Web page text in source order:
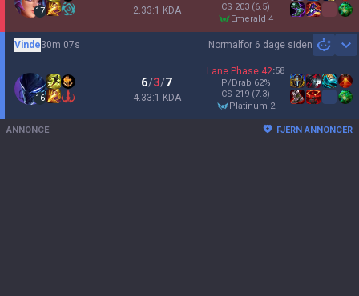
17 2.33:1 KDA
CS 203 (6.5)
emerald 4
Normal for 6 dage siden
Vinde30m 07s
16
6/3/7
4.33:1 KDA
Lane Phase 42:58
P/Drab 62%
CS 219 (7.3)
platinum 2
ANNONCE FJERN ANNONCER